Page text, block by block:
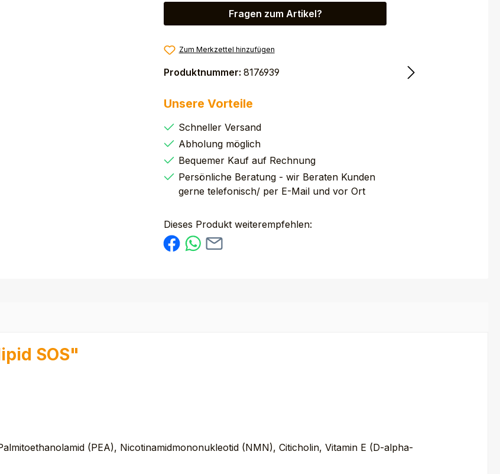
Fragen zum Artikel?
Zum Merkzettel hinzufügen
Produktnummer:8176939
Unsere Vorteile
Schneller Versand
Abholung möglich
Bequemer Kauf auf Rechnung
Persönliche Beratung - wir Beraten Kunden
gerne telefonisch/ per E-Mail und vor Ort
Dieses Produkt weiterempfehlen:
SOS"
(PEA), Nicotinamidmononukleotid (NMN), Citicholin, Vitamin E (D-alpha-